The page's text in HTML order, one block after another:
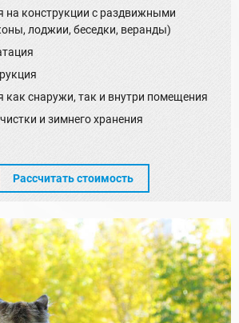
на конструкции с раздвижными
лоджии, беседки, веранды)
как снаружи, так и внутри помещения
и зимнего хранения
Рассчитать стоимость